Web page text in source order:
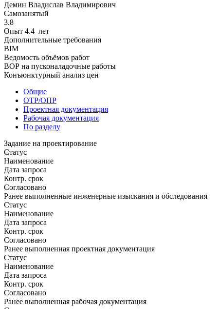
Демин Владислав Владимирович
Самозанятый
3.8
Опыт 4.4 лет
Дополнительные требования
BIM
Ведомость объёмов работ
ВОР на пусконаладочные работы
Конъюнктурный анализ цен
Общие
ОТР/ОПР
Проектная документация
Рабочая документация
По разделу
Задание на проектирование
Статус
Наименование
Дата запроса
Контр. срок
Согласовано
Ранее выполненные инженерные изыскания и обследования
Статус
Наименование
Дата запроса
Контр. срок
Согласовано
Ранее выполненная проектная документация
Статус
Наименование
Дата запроса
Контр. срок
Согласовано
Ранее выполненная рабочая документация